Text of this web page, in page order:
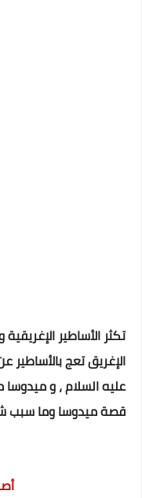
تكثر الأساطير الإغريقية
الإغريق تعج بالأساطير
عليه السلام ، و
قصة ميدوسا وما سبب